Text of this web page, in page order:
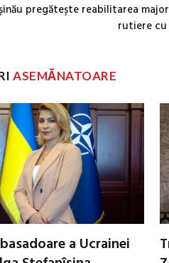
pregătește reabilitarea
rutiere cu
ASEMĂNATOARE
a Ucrainei